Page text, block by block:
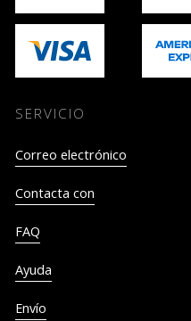
SERVICIO
Correo electrónico
Contacta con
FAQ
Ayuda
Envío